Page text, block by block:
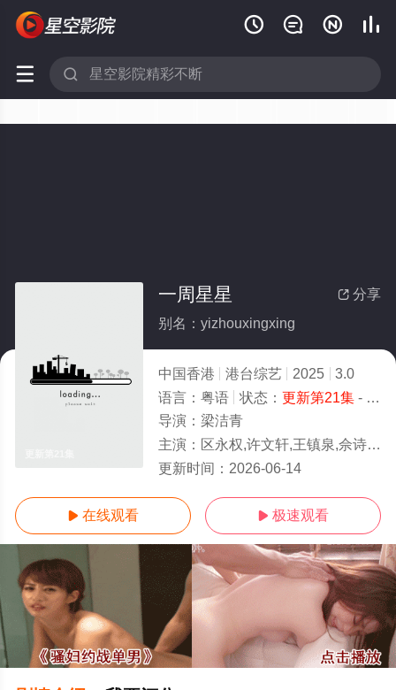
   
 
 分享
一周星星
别名：yizhouxingxing
中国香港 港台综艺 2025
3.0
语言： 粤语 状态： 更新第21集- 免费在线观看
导演： 梁洁青
主演： 区永权,许文轩,王镇泉,佘诗曼,黄宗泽,郭富城,吴镇宇,方中信,麦兆辉
更新时间： 2026-06-14
 在线观看  极速观看